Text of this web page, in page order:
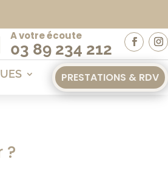
A votre écoute
03 89 234 212
PRESTATIONS & RDV
?